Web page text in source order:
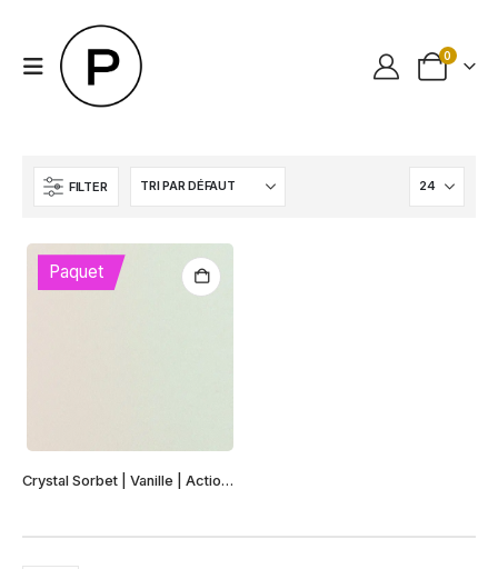
0
FILTER
Paquet
Crystal Sorbet | Vanille | Action | Gmund